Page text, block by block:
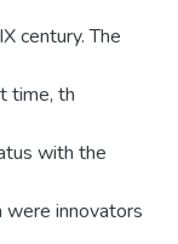
century. The
time, th
with the
innovators